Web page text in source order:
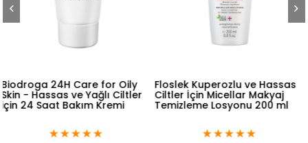
Oily
Ciltler
Floslek Kuperozlu ve Hassas
Ciltler İçin Micellar Makyaj
Temizleme Losyonu 200 ml
★
Floslek Aşırı Duyarlı
Ciltler İçin
Bakım Kremi 50 ml
★